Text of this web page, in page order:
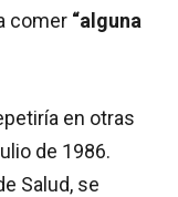
comer “alguna
en otras
de 1986.
Salud, se